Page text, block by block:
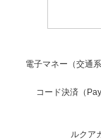
電子マネー（交通
コード決済（
ルクア